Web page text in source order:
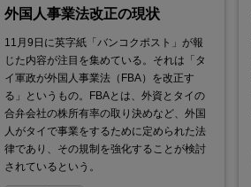
外国人事業法改正の現状
11月9日に英字紙「バンコクポスト」が報
じた内容が注目を集めている。それは「タ
イ軍政が外国人事業法（FBA）を改正す
る」というもの。FBAとは、外資とタイの
合弁会社の株所有率の取り決めなど、外国
人がタイで事業をするために定められた法
律であり、その規制を強化することが検討
されているという。
の脱却セミナー」 8月26日（水）開